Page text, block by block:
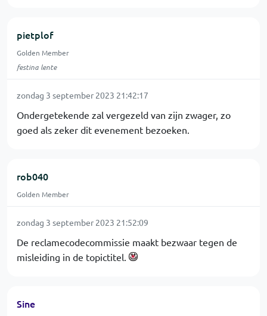
pietplof
Golden Member
festina lente
zondag 3 september 2023 21:42:17
Ondergetekende zal vergezeld van zijn zwager, zo
goed als zeker dit evenement bezoeken.
rob040
Golden Member
zondag 3 september 2023 21:52:09
De reclamecodecommissie maakt bezwaar tegen de
misleiding in de topictitel.
Sine